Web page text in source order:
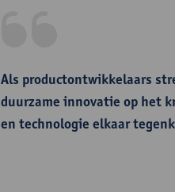
Als productontwikkelaars
duurzame innovatie op het
en technologie elkaar